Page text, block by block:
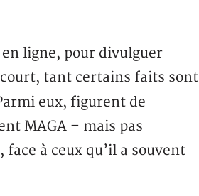
ligne, pour divulguer
tant certains faits sont
eux, figurent de
MAGA – mais pas
à ceux qu’il a souvent